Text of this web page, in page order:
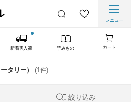
メニュー
新着再入荷 読みもの カート
タリー） (1件)
絞り込み